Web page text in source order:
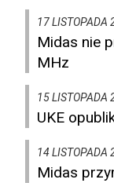
17 LISTOPADA
Midas nie
MHz
15 LISTOPADA
UKE
14 LISTOPADA
Midas